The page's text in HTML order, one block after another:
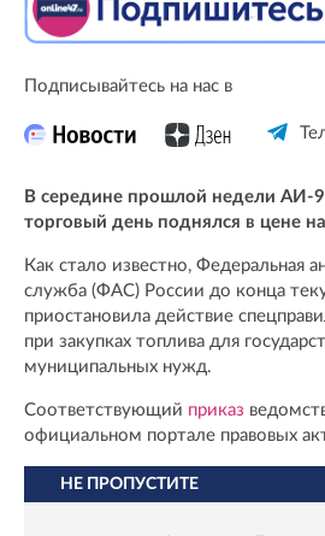
Подписывайтесь на нас в
В середине прошлой недели АИ-
торговый день поднялся в цене
Как стало известно, Федеральная
служба (ФАС) России до конца
приостановила действие
при закупках топлива для
муниципальных нужд.
Соответствующий приказ
официальном портале правовых
НЕ ПРОПУСТИТЕ